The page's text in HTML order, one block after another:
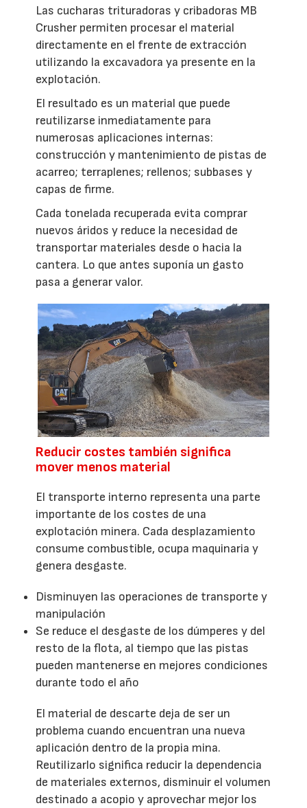
Las cucharas trituradoras y cribadoras MB
Crusher permiten procesar el material
directamente en el frente de extracción
utilizando la excavadora ya presente en la
explotación.
El resultado es un material que puede
reutilizarse inmediatamente para
numerosas aplicaciones internas:
construcción y mantenimiento de pistas de
acarreo; terraplenes; rellenos; subbases y
capas de firme.
Cada tonelada recuperada evita comprar
nuevos áridos y reduce la necesidad de
transportar materiales desde o hacia la
cantera. Lo que antes suponía un gasto
pasa a generar valor.
Reducir costes también significa
mover menos material
El transporte interno representa una parte
importante de los costes de una
explotación minera. Cada desplazamiento
consume combustible, ocupa maquinaria y
genera desgaste.
Disminuyen las operaciones de transporte y
manipulación
Se reduce el desgaste de los dúmperes y del
resto de la flota, al tiempo que las pistas
pueden mantenerse en mejores condiciones
durante todo el año
El material de descarte deja de ser un
problema cuando encuentran una nueva
aplicación dentro de la propia mina.
Reutilizarlo significa reducir la dependencia
de materiales externos, disminuir el volumen
destinado a acopio y aprovechar mejor los